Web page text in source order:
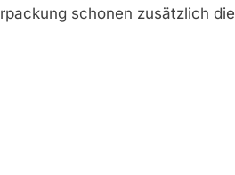
schonen zusätzlich die